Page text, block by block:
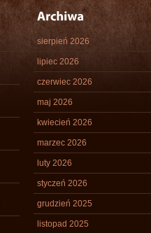
sierpień 2026
lipiec 2026
czerwiec 2026
maj 2026
kwiecień 2026
marzec 2026
luty 2026
styczeń 2026
grudzień 2025
listopad 2025